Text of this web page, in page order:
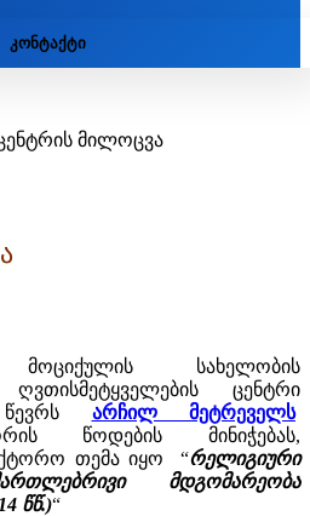
კონტაქტი
მილოცვა
სახელობის
ცენტრი
წევრს არჩილ მეტრეველს
წოდების მინიჭებას,
თემა იყო “რელიგიური
მდგომარეობა
წწ.)“